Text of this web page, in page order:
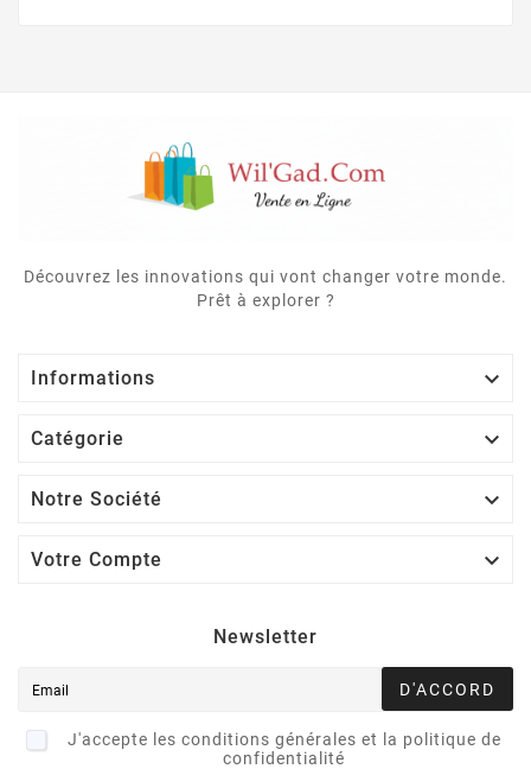
Découvrez les innovations qui vont changer votre monde.
Prêt à explorer ?
Informations 
Catégorie 
Notre Société 
Votre Compte 
Newsletter
D'ACCORD
J'accepte les conditions générales et la politique de
confidentialité